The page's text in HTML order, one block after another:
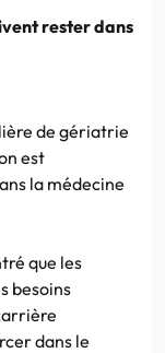
rester dans
de gériatrie
est
la médecine
que les
besoins
dans le